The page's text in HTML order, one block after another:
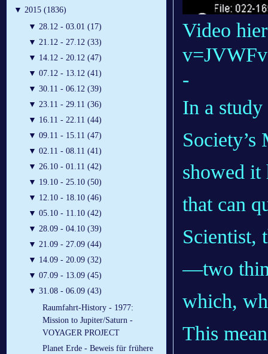
▼ 2015 (1836)
▼ 28.12 - 03.01 (17)
▼ 21.12 - 27.12 (33)
▼ 14.12 - 20.12 (47)
▼ 07.12 - 13.12 (41)
▼ 30.11 - 06.12 (39)
▼ 23.11 - 29.11 (36)
▼ 16.11 - 22.11 (44)
▼ 09.11 - 15.11 (47)
▼ 02.11 - 08.11 (41)
▼ 26.10 - 01.11 (42)
▼ 19.10 - 25.10 (50)
▼ 12.10 - 18.10 (46)
▼ 05.10 - 11.10 (42)
▼ 28.09 - 04.10 (39)
▼ 21.09 - 27.09 (44)
▼ 14.09 - 20.09 (32)
▼ 07.09 - 13.09 (45)
▼ 31.08 - 06.09 (43)
Raumfahrt-History - 1977:
Mission to Jupiter/Saturn -
VOYAGER PROJECT
Planet Erde - Beweis für frühere
Video
-
In a
Society’s
showed it
that can
Scientist,
—two
which,
This